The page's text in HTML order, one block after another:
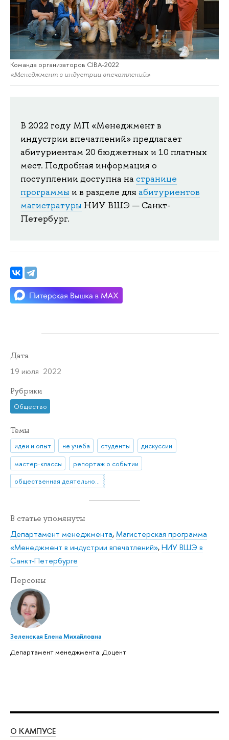
Команда организаторов CIBA-2022
«Менеджмент в индустрии впечатлений»
В 2022 году МП «Менеджмент в
индустрии впечатлений» предлагает
абитуриентам 20 бюджетных и 10 платных
мест. Подробная информация о
поступлении доступна на странице
программы и в разделе для абитуриентов
магистратуры НИУ ВШЭ — Санкт-
Петербург.
Дата
19 июля 2022
Рубрики
Общество
Темы
идеи и опыт не учеба студенты
дискуссии
мастер-классы
репортаж о событии
общественная деятельность
В статье упомянуты
Департамент менеджмента,Магистерская программа
«Менеджмент в индустрии впечатлений»,НИУ ВШЭ в
Санкт-Петербурге
Персоны
Зеленская Елена Михайловна
Департамент менеджмента: Доцент
О КАМПУСЕ